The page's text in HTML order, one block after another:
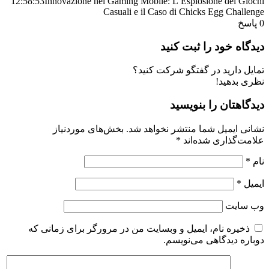
Casuali e il Caso di Chicks Egg Challenge
0 پاسخ
دیدگاه خود را ثبت کنید
تمایل دارید در گفتگو شرکت کنید؟
نظری بدهید!
دیدگاهتان را بنویسید
نشانی ایمیل شما منتشر نخواهد شد. بخش‌های موردنیاز
علامت‌گذاری شده‌اند *
نام *
ایمیل *
وب‌ سایت
ذخیره نام، ایمیل و وبسایت من در مرورگر برای زمانی که
دوباره دیدگاهی می‌نویسم.